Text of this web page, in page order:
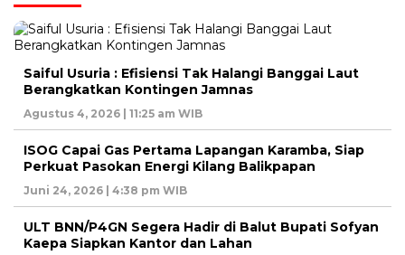
Saiful Usuria : Efisiensi Tak Halangi Banggai Laut
Berangkatkan Kontingen Jamnas
Agustus 4, 2026 | 11:25 am WIB
ISOG Capai Gas Pertama Lapangan Karamba, Siap
Perkuat Pasokan Energi Kilang Balikpapan
Juni 24, 2026 | 4:38 pm WIB
ULT BNN/P4GN Segera Hadir di Balut Bupati Sofyan
Kaepa Siapkan Kantor dan Lahan